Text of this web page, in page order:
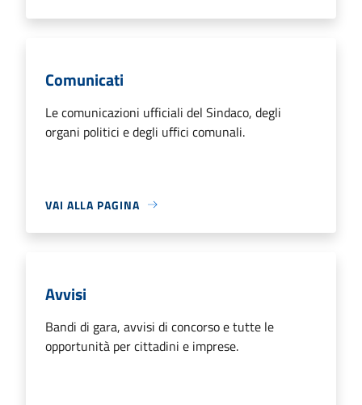
Comunicati
Le comunicazioni ufficiali del Sindaco, degli
organi politici e degli uffici comunali.
VAI ALLA PAGINA
Avvisi
Bandi di gara, avvisi di concorso e tutte le
opportunità per cittadini e imprese.